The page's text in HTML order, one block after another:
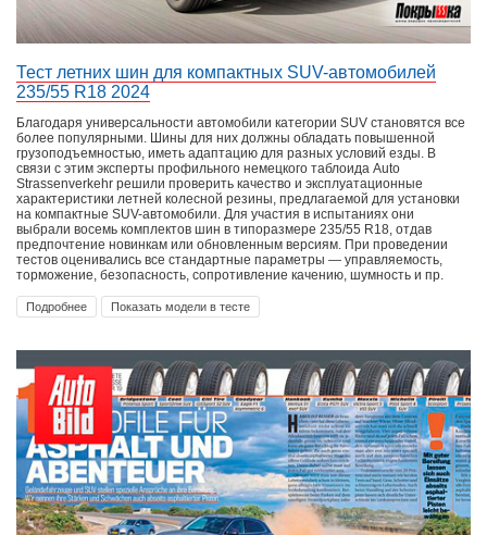
Тест летних шин для компактных SUV-автомобилей
235/55 R18 2024
Благодаря универсальности автомобили категории SUV становятся все
более популярными. Шины для них должны обладать повышенной
грузоподъемностью, иметь адаптацию для разных условий езды. В
связи с этим эксперты профильного немецкого таблоида Auto
Strassenverkehr решили проверить качество и эксплуатационные
характеристики летней колесной резины, предлагаемой для установки
на компактные SUV-автомобили. Для участия в испытаниях они
выбрали восемь комплектов шин в типоразмере 235/55 R18, отдав
предпочтение новинкам или обновленным версиям. При проведении
тестов оценивались все стандартные параметры — управляемость,
торможение, безопасность, сопротивление качению, шумность и пр.
Подробнее Показать модели в тесте